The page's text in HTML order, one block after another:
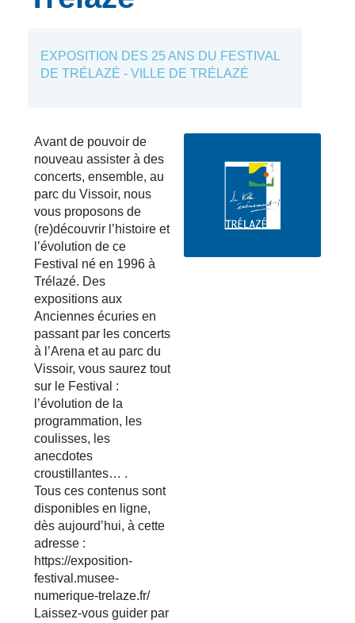
EXPOSITION DES 25 ANS DU FESTIVAL
DE TRÉLAZÉ - VILLE DE TRÉLAZÉ
Avant de pouvoir de
nouveau assister à des
concerts, ensemble, au
parc du Vissoir, nous
vous proposons de
(re)découvrir l’histoire et
l’évolution de ce
Festival né en 1996 à
Trélazé. Des
expositions aux
Anciennes écuries en
passant par les concerts
à l’Arena et au parc du
Vissoir, vous saurez tout
sur le Festival :
l’évolution de la
programmation, les
coulisses, les
anecdotes
croustillantes… .
Tous ces contenus sont
disponibles en ligne,
dès aujourd’hui, à cette
adresse :
https://exposition-
festival.musee-
numerique-trelaze.fr/
Laissez-vous guider par